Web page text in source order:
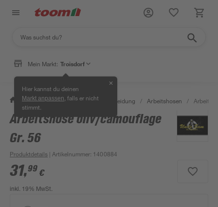
Mein Markt: Troisdorf
Hier kannst du deinen
Markt anpassen , falls er nicht
stimmt.
✕
/ Bauen & Renovieren / Arbeitskleidung / Arbeitshosen /
Arbeitshose oliv/camouflage
Gr. 56
Produktdetails | Artikelnummer: 1400884
31,99 €
inkl. 19% MwSt.